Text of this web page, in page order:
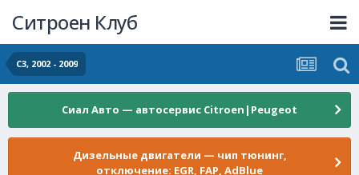
Ситроен Клуб
C3, 2002 - 2009
Сиал Авто — автосервис Citroen|Peugeot
Дизельные двигатели — чип тюнинг,
отключение: EGR, FAP, AdBlue